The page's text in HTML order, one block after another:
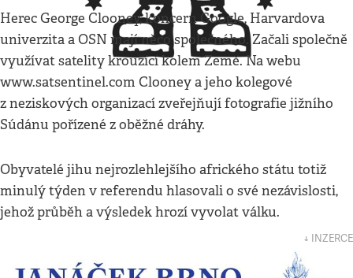
Herec George Clooney, koncern Google, Harvardova
univerzita a OSN mají něco společného. Začali společně
využívat satelity kroužící kolem Země. Na webu
www.satsentinel.com Clooney a jeho kolegové
z neziskových organizací zveřejňují fotografie jižního
Súdánu pořízené z oběžné dráhy.
Obyvatelé jihu nejrozlehlejšího afrického státu totiž
minulý týden v referendu hlasovali o své nezávislosti,
jehož průběh a výsledek hrozí vyvolat válku.
↓ INZERCE